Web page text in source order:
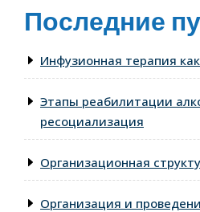
Последние
Инфузионная терапия
Этапы реабилитации
ресоциализация
Организационная
Организация и